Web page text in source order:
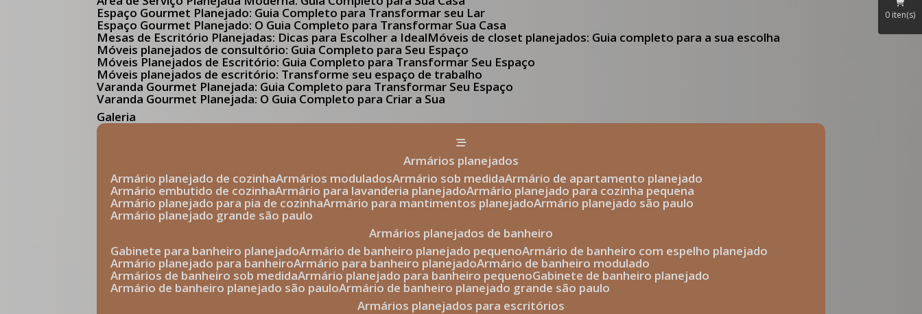
Espaço Gourmet Planejado: Guia Completo para Transformar seu Lar
Espaço Gourmet Planejado: O Guia Completo para Transformar Sua Casa
Mesas de Escritório Planejadas: Dicas para Escolher a Ideal Móveis de closet planejados: Guia completo para a sua escolha
Móveis planejados de consultório: Guia Completo para Seu Espaço
Móveis Planejados de Escritório: Guia Completo para Transformar Seu Espaço
Móveis planejados de escritório: Transforme seu espaço de trabalho
Varanda Gourmet Planejada: Guia Completo para Transformar Seu Espaço
Varanda Gourmet Planejada: O Guia Completo para Criar a Sua
Galeria
armários planejados
armário planejado de cozinha armários modulados armário sob medida armário de apartamento planejado
armário embutido de cozinha armário para lavanderia planejado armário planejado para cozinha pequena
armário planejado para pia de cozinha armário para mantimentos planejado armário planejado são paulo
armário planejado grande são paulo
armários planejados de banheiro
gabinete para banheiro planejado armário de banheiro planejado pequeno armário de banheiro com espelho planejado
armário planejado para banheiro armário para banheiro planejado armário de banheiro modulado
armários de banheiro sob medida armário planejado para banheiro pequeno gabinete de banheiro planejado
armário de banheiro planejado são paulo armário de banheiro planejado grande são paulo
armários planejados para escritórios
0 iten(s)